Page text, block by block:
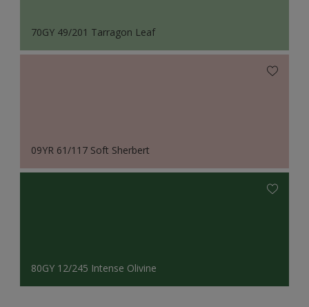
70GY 49/201 Tarragon Leaf
09YR 61/117 Soft Sherbert
80GY 12/245 Intense Olivine